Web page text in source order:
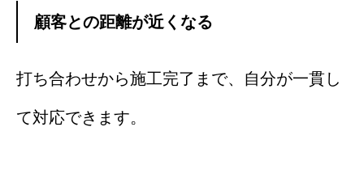
顧客との距離が近くなる
打ち合わせから施工完了まで、自分が一貫し
て対応できます。